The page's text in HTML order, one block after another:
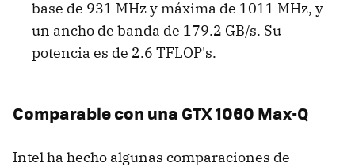
base de 931 MHz y máxima de 1011 MHz, y
un ancho de banda de 179.2 GB/s. Su
potencia es de 2.6 TFLOP's.
Comparable con una GTX 1060 Max-Q
Intel ha hecho algunas comparaciones de